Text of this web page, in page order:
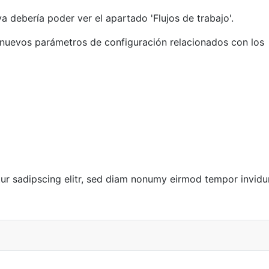
debería poder ver el apartado 'Flujos de trabajo'.
parámetros de configuración relacionados con los
sadipscing elitr, sed diam nonumy eirmod tempor